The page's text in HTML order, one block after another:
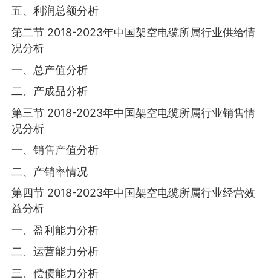
五、利润总额分析
第二节 2018-2023年中国架空电缆所属行业供给情
况分析
一、总产值分析
二、产成品分析
第三节 2018-2023年中国架空电缆所属行业销售情
况分析
一、销售产值分析
二、产销率情况
第四节 2018-2023年中国架空电缆所属行业经营效
益分析
一、盈利能力分析
二、运营能力分析
三、偿债能力分析